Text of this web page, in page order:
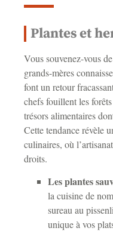
Plantes et
Vous souvenez-vous
grands-mères
font un retour
chefs fouillent les
trésors alimentaires
Cette tendance révèle
culinaires, où
droits.
Les plantes
la cuisine de
sureau au
unique à vos